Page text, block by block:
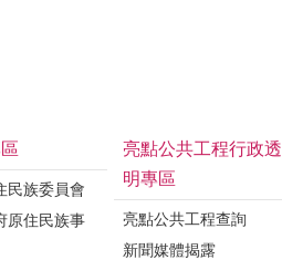
民族委員會
原住民族事
亮點公共工程行政透
明專區
亮點公共工程查詢
新聞媒體揭露